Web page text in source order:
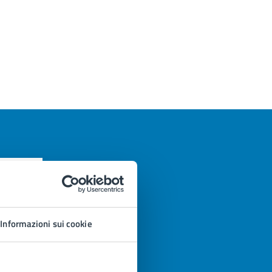
Informazioni sui cookie